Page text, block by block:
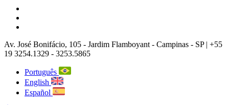
Av. José Bonifácio, 105 - Jardim Flamboyant - Campinas - SP | +55
19 3254.1329 - 3253.5865
Português
English
Español